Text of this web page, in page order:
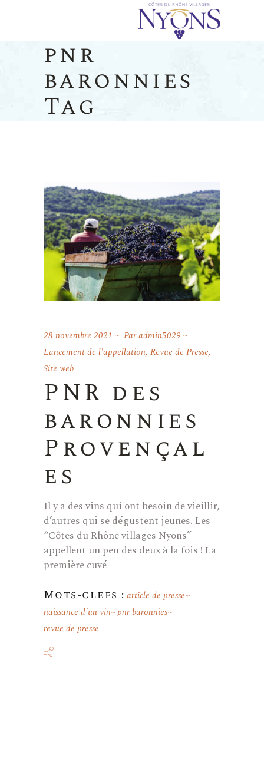
pnr
baronnies
Tag
28 novembre 2021 Paradmin5029
Lancement de l'appellation, Revue de Presse,
Site web
PNR des
baronnies
Provençal
es
Il y a des vins qui ont besoin de vieillir,
d’autres qui se dégustent jeunes. Les
“Côtes du Rhône villages Nyons”
appellent un peu des deux à la fois ! La
première cuvé
Mots-clefs : article de presse
naissance d'un vin pnr baronnies
revue de presse